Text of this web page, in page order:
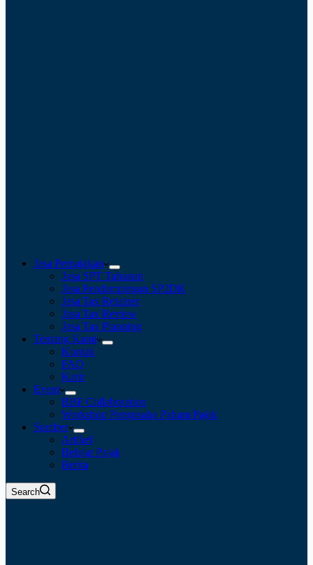
Jasa Perpajakan
Jasa SPT Tahunan
Jasa Pendampingan SP2DK
Jasa Tax Retainer
Jasa Tax Review
Jasa Tax Planning
Tentang Kami
Kontak
FAQ
Karir
Event
BBF Collaboration
Workshop Pengusaha Paham Pajak
Sumber
Artikel
Belajar Pajak
Berita
Search